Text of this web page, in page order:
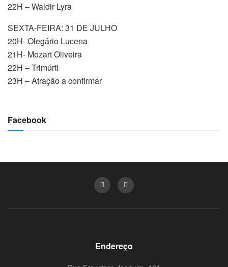
22H – Waldir Lyra
SEXTA-FEIRA: 31 DE JULHO
20H- Olegário Lucena
21H- Mozart Oliveira
22H – Trimúrti
23H – Atração a confirmar
Facebook
Endereço